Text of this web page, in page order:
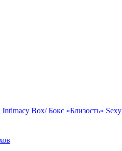
Intimacy Box/ Бокс «Близость»